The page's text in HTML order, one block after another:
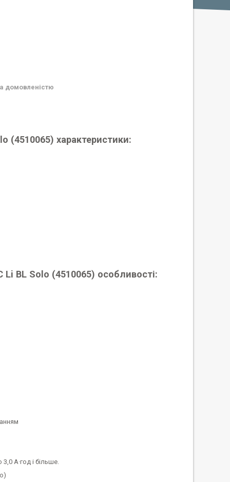
домовленістю
(4510065) характеристики:
BL Solo (4510065) особливості:
А·год і більше.